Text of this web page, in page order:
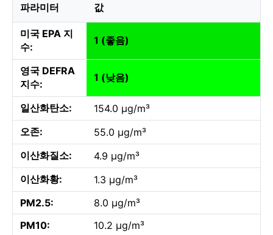
파라미터 값
미국 EPA 지
수:
1 (좋음)
영국 DEFRA
지수:
1 (낮음)
일산화탄소:
154.0 µg/m³
오존:
55.0 µg/m³
이산화질소:
4.9 µg/m³
이산화황:
1.3 µg/m³
PM2.5:
8.0 µg/m³
PM10:
10.2 µg/m³